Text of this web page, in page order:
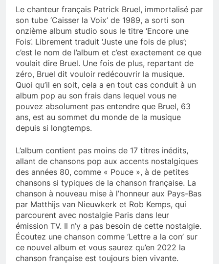
Le chanteur français Patrick Bruel, immortalisé par
son tube ‘Caisser la Voix’ de 1989, a sorti son
onzième album studio sous le titre ‘Encore une
Fois’. Librement traduit ‘Juste une fois de plus’;
c’est le nom de l’album et c’est exactement ce que
voulait dire Bruel. Une fois de plus, repartant de
zéro, Bruel dit vouloir redécouvrir la musique.
Quoi qu’il en soit, cela a en tout cas conduit à un
album pop au son frais dans lequel vous ne
pouvez absolument pas entendre que Bruel, 63
ans, est au sommet du monde de la musique
depuis si longtemps.
L’album contient pas moins de 17 titres inédits,
allant de chansons pop aux accents nostalgiques
des années 80, comme « Pouce », à de petites
chansons si typiques de la chanson française. La
chanson à nouveau mise à l’honneur aux Pays-Bas
par Matthijs van Nieuwkerk et Rob Kemps, qui
parcourent avec nostalgie Paris dans leur
émission TV. Il n’y a pas besoin de cette nostalgie.
Écoutez une chanson comme ‘Lettre a la con’ sur
ce nouvel album et vous saurez qu’en 2022 la
chanson française est toujours bien vivante.